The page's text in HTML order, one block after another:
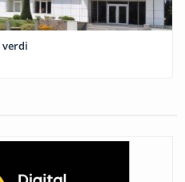
verdi